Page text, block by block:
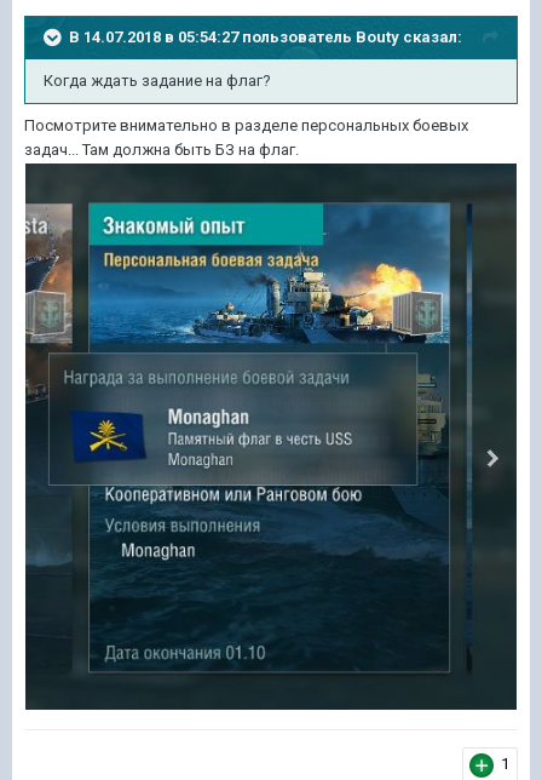
В 14.07.2018 в 05:54:27 пользователь Bouty сказал:
Когда ждать задание на флаг?
Посмотрите внимательно в разделе персональных боевых
задач... Там должна быть БЗ на флаг.
1